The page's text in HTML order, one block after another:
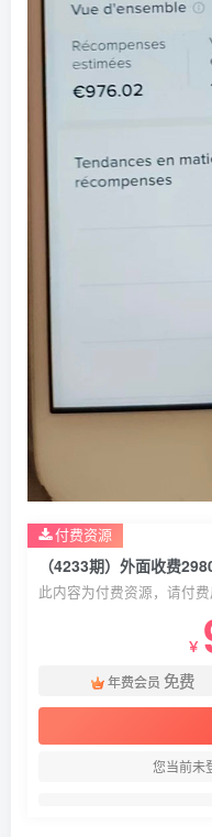
此内容为付费资源，请付
￥
年费会员 免费
您当前未
付费资源